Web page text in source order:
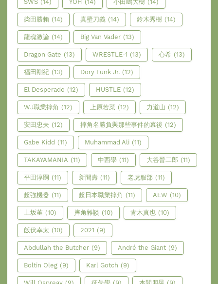
SWS (14) YOH (14) 小田嶋大樹 (14)
柴田勝賴 (14) 真壁刀義 (14) 鈴木秀樹 (14)
龍魂激論 (14) Big Van Vader (13)
Dragon Gate (13) WRESTLE-1 (13) 心希 (13)
福田剛紀 (13) Dory Funk Jr. (12)
El Desperado (12) HUSTLE (12)
WJ職業摔角 (12) 上原若菜 (12) 力道山 (12)
安田忠夫 (12) 摔角名勝負與那些事件的幕後 (12)
Gabe Kidd (11) Muhammad Ali (11)
TAKAYAMANIA (11) 中西學 (11) 大谷晉二郎 (11)
平田淳嗣 (11) 新間壽 (11) 老虎服部 (11)
超強機器 (11) 超日本職業摔角 (11) AEW (10)
上坂堇 (10) 摔角雜談 (10) 青木真也 (10)
飯伏幸太 (10) 2021 (9)
Abdullah the Butcher (9) André the Giant (9)
Boltin Oleg (9) Karl Gotch (9)